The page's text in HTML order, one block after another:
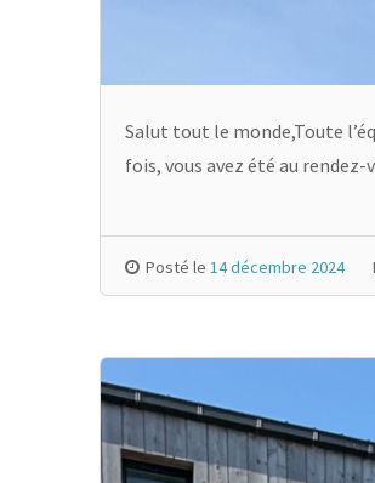
Salut tout le monde,Toute
fois, vous avez été au
Posté le 14 décembre 2024